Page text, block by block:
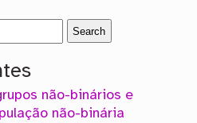
não-binários e
não-binária